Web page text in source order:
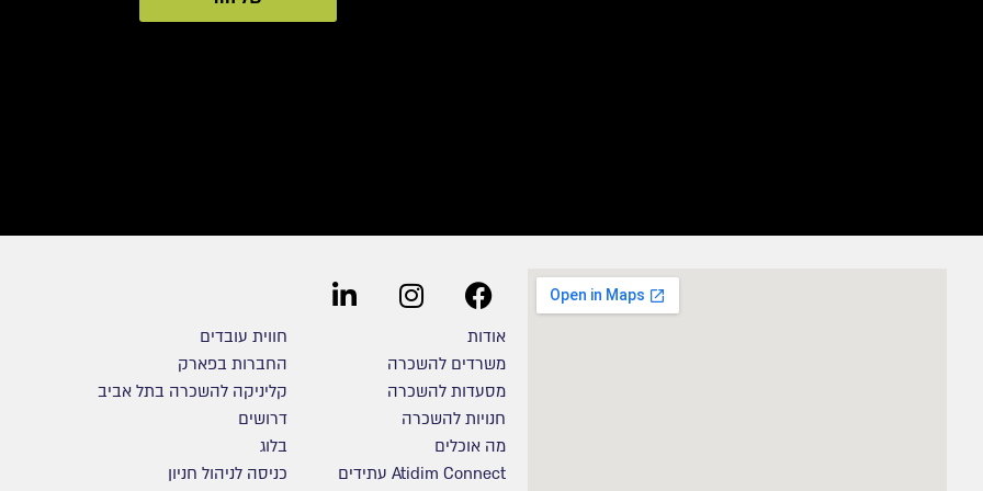
אודות
משרדים להשכרה
מסעדות להשכרה
חנויות להשכרה
מה אוכלים
Atidim Connect עתידים
חווית עובדים
החברות בפארק
קליניקה להשכרה בתל אביב
דרושים
בלוג
כניסה לניהול חניון